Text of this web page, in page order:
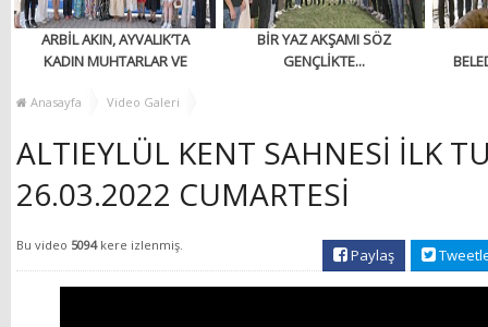
ARBİL AKIN, AYVALIK’TA
KADIN MUHTARLAR VE
BULUŞTU
BİR YAZ AKŞAMI SÖZ
GENÇLİKTE...
Anasayfa Video Galeri
ALTIEYLÜL KENT SAHNESİ İLK
26.03.2022 CUMARTESİ
Bu video 5094kere izlenmiş.
Paylaş